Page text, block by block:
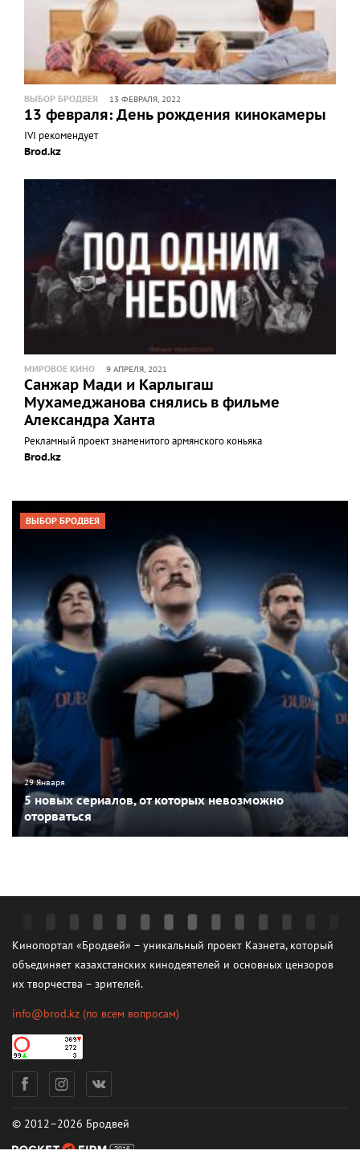
ВЫБОР БРОДВЕЯ 13 ФЕВРАЛЯ, 2022
13 февраля: День рождения кинокамеры
IVI рекомендует
Brod.kz
МИРОВОЕ КИНО 9 АПРЕЛЯ, 2021
Санжар Мади и Карлыгаш
Мухамеджанова снялись в фильме
Александра Ханта
Рекламный проект знаменитого армянского коньяка
Brod.kz
ВЫБОР БРОДВЕЯ
29 Января
5 новых сериалов, от которых невозможно
оторваться
Кинопортал «Бродвей» – уникальный проект Казнета, который
объединяет казахстанских кинодеятелей и основных цензоров
их творчества – зрителей.
info@brod.kz (по всем вопросам)
© 2012–2026 Бродвей